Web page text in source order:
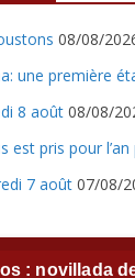
08/08/
une première
8 août 08/08/
est pris pour l’an
7 août 07/08/
: novillada